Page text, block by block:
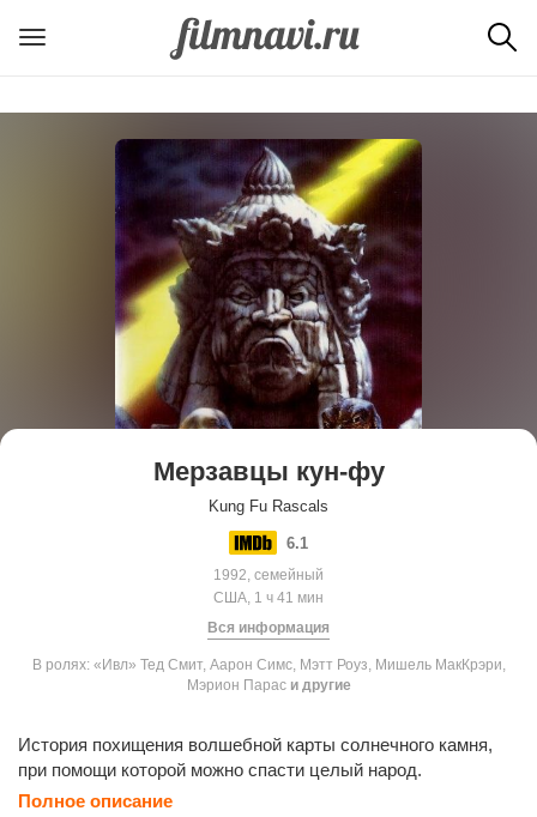
Мерзавцы кун-фу
Kung Fu Rascals
6.1
1992, семейный
США, 1 ч 41 мин
Вся информация
В ролях: «Ивл» Тед Смит, Аарон Симс, Мэтт Роуз, Мишель МакКрэри,
Мэрион Парас и другие
История похищения волшебной карты солнечного камня,
при помощи которой можно спасти целый народ.
Полное описание